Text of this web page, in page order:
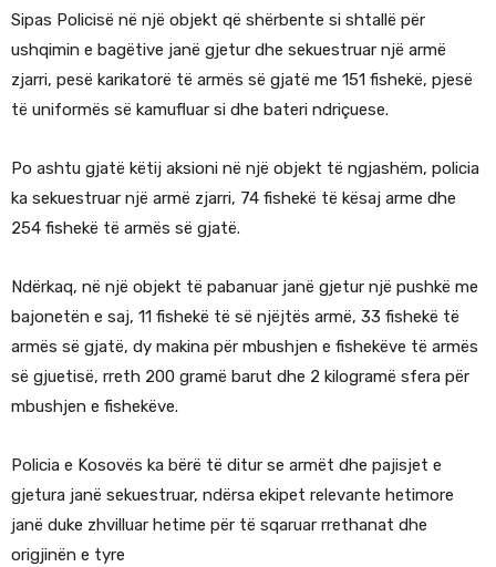
Sipas Policisë në një objekt që shërbente si shtallë për
ushqimin e bagëtive janë gjetur dhe sekuestruar një armë
zjarri, pesë karikatorë të armës së gjatë me 151 fishekë, pjesë
të uniformës së kamufluar si dhe bateri ndriçuese.
Po ashtu gjatë këtij aksioni në një objekt të ngjashëm, policia
ka sekuestruar një armë zjarri, 74 fishekë të kësaj arme dhe
254 fishekë të armës së gjatë.
Ndërkaq, në një objekt të pabanuar janë gjetur një pushkë me
bajonetën e saj, 11 fishekë të së njëjtës armë, 33 fishekë të
armës së gjatë, dy makina për mbushjen e fishekëve të armës
së gjuetisë, rreth 200 gramë barut dhe 2 kilogramë sfera për
mbushjen e fishekëve.
Policia e Kosovës ka bërë të ditur se armët dhe pajisjet e
gjetura janë sekuestruar, ndërsa ekipet relevante hetimore
janë duke zhvilluar hetime për të sqaruar rrethanat dhe
origjinën e tyre